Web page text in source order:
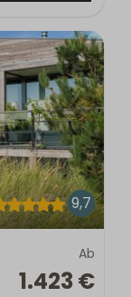
9,7
Ab
1.423 €